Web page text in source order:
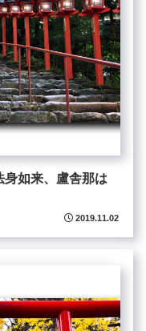
如来、盧舎那は
2019.11.02